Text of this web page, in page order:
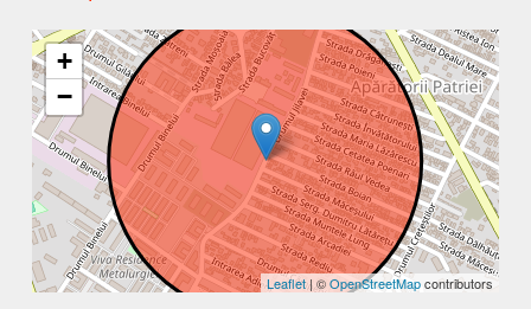
+
−
Leaflet| ©OpenStreetMapcontributors